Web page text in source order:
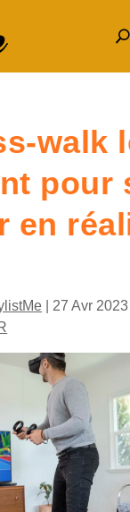
walk
pour
en
27 Avr 2023